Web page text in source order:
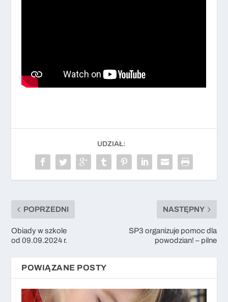
UDZIAŁ:
POPRZEDNI
Obiady w szkole
od 09.09.2024 r.
NASTĘPNY
SP3 organizuje pomoc dla
powodzian! – pilne
POWIĄZANE POSTY